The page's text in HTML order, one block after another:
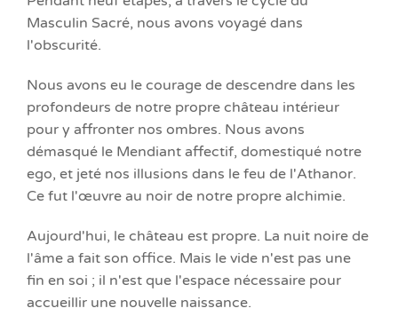
Masculin Sacré, nous avons voyagé dans
l'obscurité.
Nous avons eu le courage de descendre dans les
profondeurs de notre propre château intérieur
pour y affronter nos ombres. Nous avons
démasqué le Mendiant affectif, domestiqué notre
ego, et jeté nos illusions dans le feu de l'Athanor.
Ce fut l'œuvre au noir de notre propre alchimie.
Aujourd'hui, le château est propre. La nuit noire de
l'âme a fait son office. Mais le vide n'est pas une
fin en soi ; il n'est que l'espace nécessaire pour
accueillir une nouvelle naissance.